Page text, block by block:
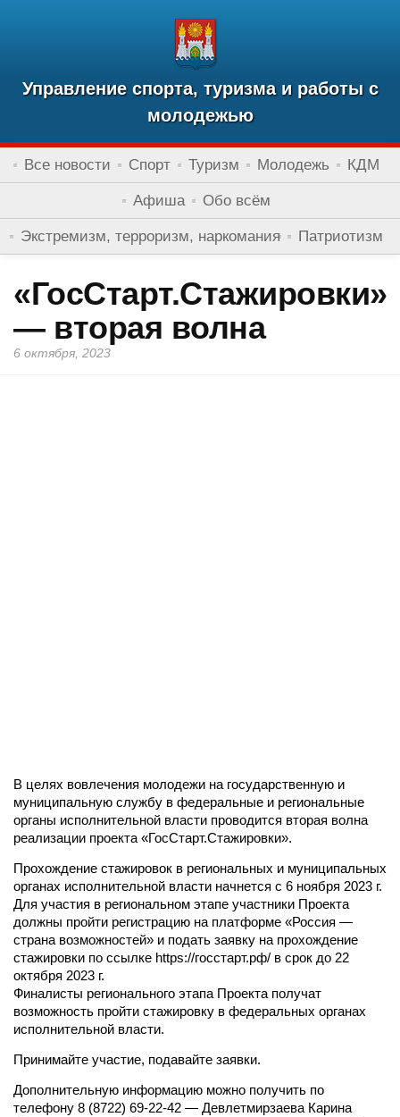
Управление спорта, туризма и работы с
молодежью
Все новости Спорт Туризм Молодежь КДМ
Афиша Обо всём
Экстремизм, терроризм, наркомания Патриотизм
«ГосСтарт.Стажировки»
— вторая волна
6 октября, 2023
В целях вовлечения молодежи на государственную и
муниципальную службу в федеральные и региональные
органы исполнительной власти проводится вторая волна
реализации проекта «ГосСтарт.Стажировки».
Прохождение стажировок в региональных и муниципальных
органах исполнительной власти начнется с 6 ноября 2023 г.
Для участия в региональном этапе участники Проекта
должны пройти регистрацию на платформе «Россия —
страна возможностей» и подать заявку на прохождение
стажировки по ссылке https://госстарт.рф/ в срок до 22
октября 2023 г.
Финалисты регионального этапа Проекта получат
возможность пройти стажировку в федеральных органах
исполнительной власти.
Принимайте участие, подавайте заявки.
Дополнительную информацию можно получить по
телефону 8 (8722) 69-22-42 — Девлетмирзаева Карина